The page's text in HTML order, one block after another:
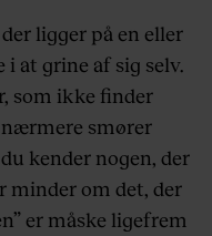
ligger på en eller
at grine af sig selv.
som ikke finder
smører
kender nogen, der
minder om det, der
er måske ligefrem